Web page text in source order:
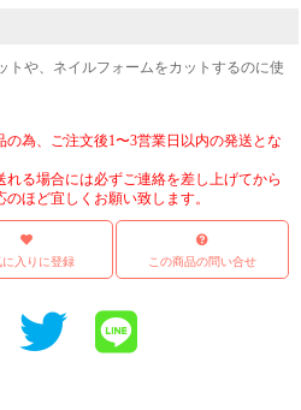
トや、ネイルフォームをカットするのに使
為、ご注文後1〜3営業日以内の発送とな
れる場合には必ずご連絡を差し上げてから
ほど宜しくお願い致します。
に入りに登録 この商品の問い合せ